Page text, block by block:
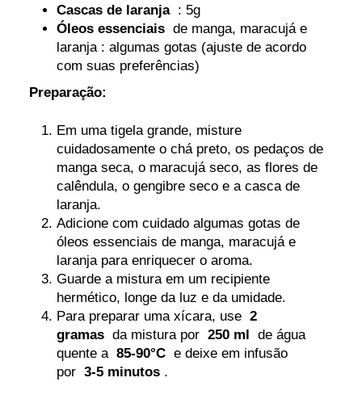
Cascas de laranja: 5g
Óleos essenciais de manga, maracujá e
laranja : algumas gotas (ajuste de acordo
com suas preferências)
Preparação:
Em uma tigela grande, misture
cuidadosamente o chá preto, os pedaços de
manga seca, o maracujá seco, as flores de
calêndula, o gengibre seco e a casca de
laranja.
Adicione com cuidado algumas gotas de
óleos essenciais de manga, maracujá e
laranja para enriquecer o aroma.
Guarde a mistura em um recipiente
hermético, longe da luz e da umidade.
Para preparar uma xícara, use2
gramas da mistura por250 ml de água
quente a85-90°C e deixe em infusão
por3-5 minutos .